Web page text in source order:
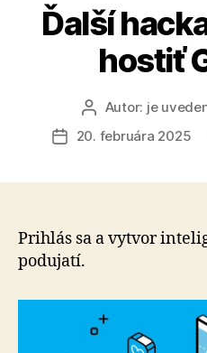
Ďalší
hostiť
Autor
článku
Autor: je
Dátum
20. februára 2025
Prihlás sa a vytvor
podujatí.